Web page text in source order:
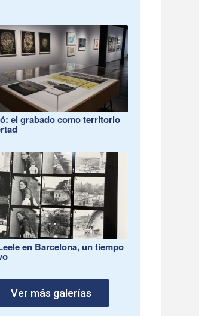
el grabado como territorio
en Barcelona, un tiempo
Ver más galerías